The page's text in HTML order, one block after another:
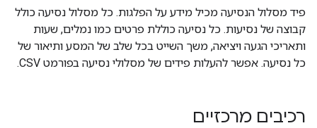
פיד מסלול הנסיעה מכיל מידע על הפלגות. כל מסלול נסיעה כולל
קבוצה של נסיעות. כל נסיעה כוללת פרטים כמו נמלים, שעות
ותאריכי הגעה ויציאה, משך השייט בכל שלב של המסע ותיאור של
כל נסיעה. אפשר להעלות פידים של מסלולי נסיעה בפורמט CSV.
רכיבים מרכזיים